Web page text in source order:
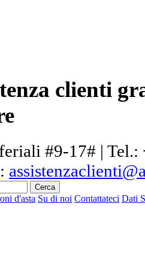
clienti
#9-17# | Tel.:
d'asta Su di noi Contattateci Dati